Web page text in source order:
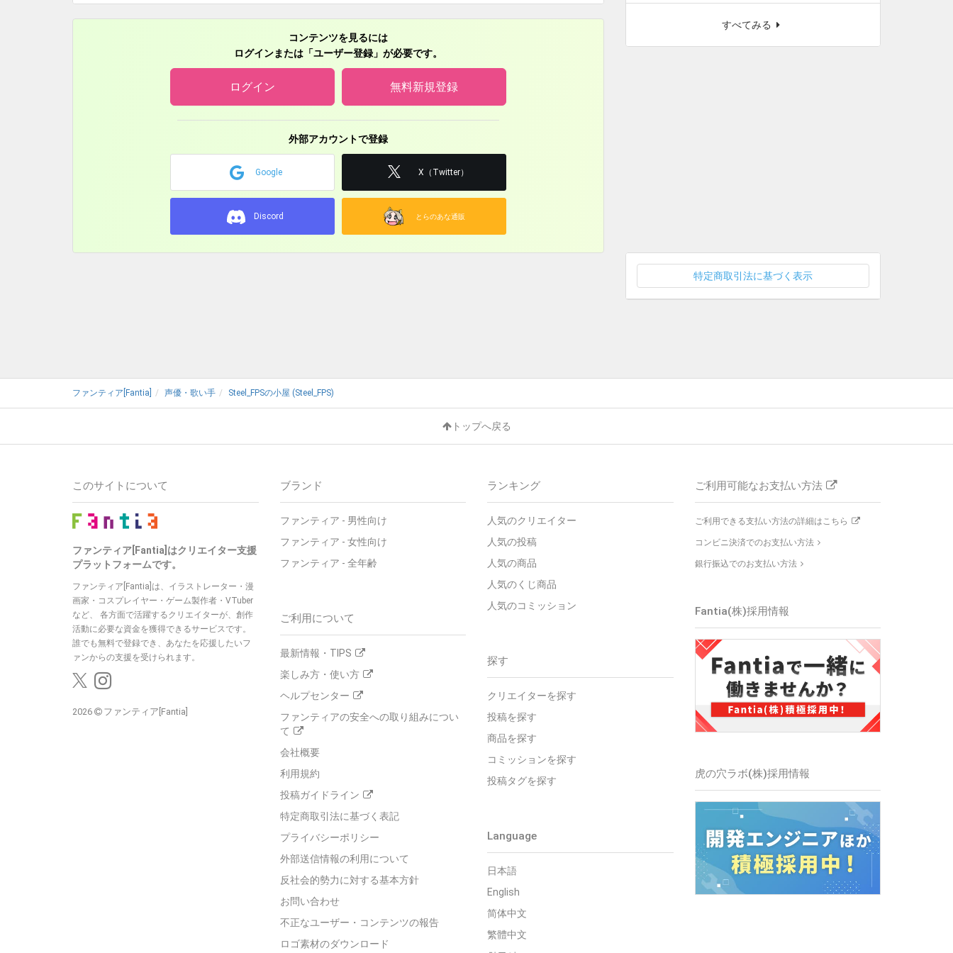
スマートフォンアプリ『憂国の大戦2』……キャラクター5 役
アニメ『森の奥停留場 第二話 「6月2日」』……アナウンス 役
アニメ『たましち！』……川上 役
アニメ『逆面』……坊主役
GTA5動画『昨日までの僕はクズでした』……青年 役
近畿地方 野外イベント PV音声
ナレーション未公開18件
コンテンツを見るには
ログインまたは「ユーザー登録」が必要です。
ログイン 無料新規登録
外部アカウントで登録
Google X（Twitter）
Discord とらのあな通販
すべてみる
特定商取引法に基づく表示
ファンティア[Fantia] 声優・歌い手 Steel_FPSの小屋 (Steel_FPS)
トップへ戻る
ブランド
ファンティア - 男性向け
ファンティア - 女性向け
ファンティア - 全年齢
ご利用について
最新情報・TIPS
楽しみ方・使い方
ヘルプセンター
ファンティアの安全への取り組みについ
て
会社概要
利用規約
投稿ガイドライン
特定商取引法に基づく表記
プライバシーポリシー
外部送信情報の利用について
反社会的勢力に対する基本方針
お問い合わせ
不正なユーザー・コンテンツの報告
ロゴ素材のダウンロード
ランキング
人気のクリエイター
人気の投稿
人気の商品
人気のくじ商品
人気のコミッション
探す
クリエイターを探す
投稿を探す
商品を探す
コミッションを探す
投稿タグを探す
Language
日本語
English
简体中文
繁體中文
ご利用可能なお支払い方法
ご利用できる支払い方法の詳細はこちら
コンビニ決済でのお支払い方法
銀行振込でのお支払い方法
Fantia(株)採用情報
虎の穴ラボ(株)採用情報
このサイトについて
ファンティア[Fantia]はクリエイター支援
プラットフォームです。
ファンティア[Fantia]は、イラストレーター・漫
画家・コスプレイヤー・ゲーム製作者・VTuber
など、 各方面で活躍するクリエイターが、創作
活動に必要な資金を獲得できるサービスです。
誰でも無料で登録でき、あなたを応援したいフ
ァンからの支援を受けられます。
2026 ファンティア[Fantia]